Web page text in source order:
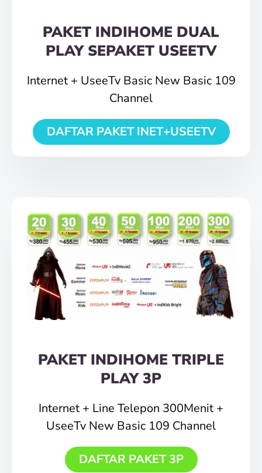
PAKET INDIHOME DUAL
PLAY SEPAKET USEETV
Internet + UseeTv Basic New Basic 109
Channel
DAFTAR PAKET INET+USEETV
PAKET INDIHOME TRIPLE
PLAY 3P
Internet + Line Telepon 300Menit +
UseeTv New Basic 109 Channel
DAFTAR PAKET 3P